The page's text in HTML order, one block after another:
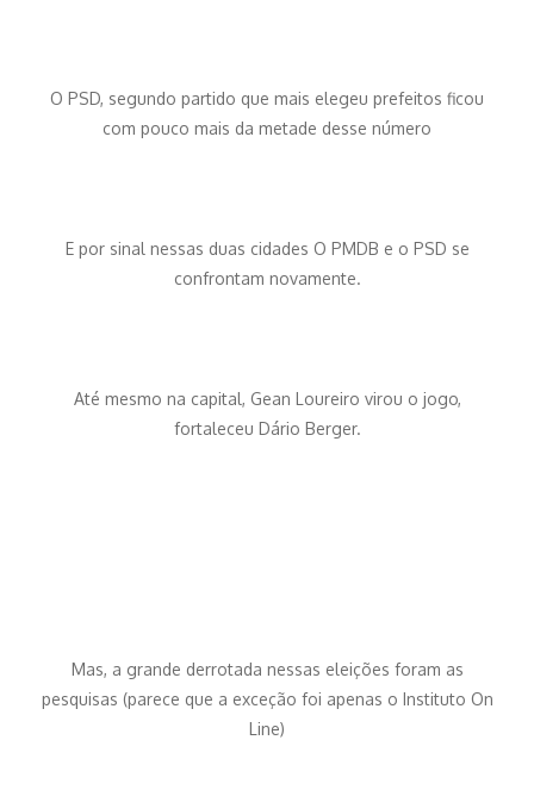
O PSD, segundo partido que mais elegeu prefeitos ficou
com pouco mais da metade desse número
E por sinal nessas duas cidades O PMDB e o PSD se
confrontam novamente.
Até mesmo na capital, Gean Loureiro virou o jogo,
fortaleceu Dário Berger.
Mas, a grande derrotada nessas eleições foram as
pesquisas (parece que a exceção foi apenas o Instituto On
Line)